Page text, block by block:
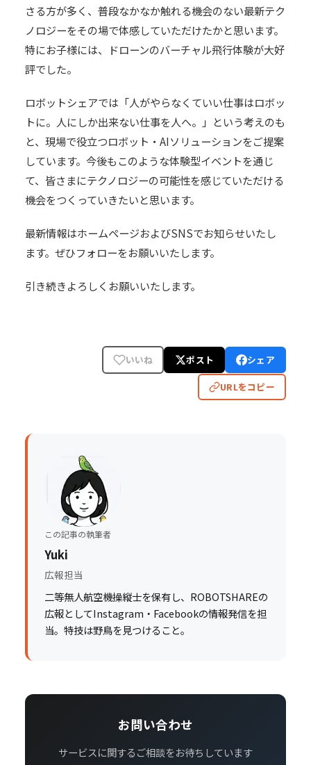
さる方が多く、普段なかなか触れる機会のない最新テク
ノロジーをその場で体感していただけたかと思います。
特にお子様には、ドローンのバーチャル飛行体験が大好
評でした。
ロボットシェアでは「人がやらなくていい仕事はロボッ
トに。人にしか出来ない仕事を人へ。」という考えのも
と、現場で役立つロボット・AIソリューションをご提案
しています。今後もこのような体験型イベントを通じ
て、皆さまにテクノロジーの可能性を感じていただける
機会をつくっていきたいと思います。
最新情報はホームページおよびSNSでお知らせいたし
ます。ぜひフォローをお願いいたします。
引き続きよろしくお願いいたします。
いいね ポスト シェア
URLをコピー
この記事の執筆者
Yuki
広報担当
二等無人航空機操縦士を保有し、ROBOTSHAREの
広報としてInstagram・Facebookの情報発信を担
当。特技は野鳥を見つけること。
お問い合わせ
サービスに関するご相談をお待ちしています